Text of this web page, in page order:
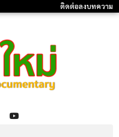
ติดต่อลงบทความ